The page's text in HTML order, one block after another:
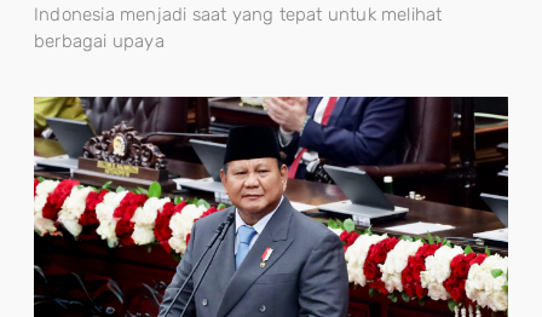
Indonesia menjadi saat yang tepat untuk melihat
berbagai upaya